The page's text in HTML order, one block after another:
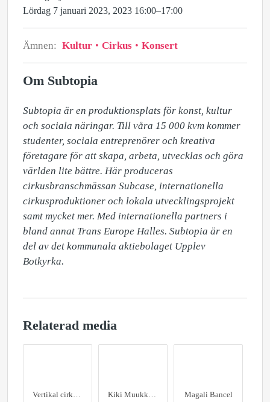
Lördag 7 januari 2023, 2023 16:00–17:00
Ämnen: Kultur Cirkus Konsert
Om Subtopia
Subtopia är en produktionsplats för konst, kultur
och sociala näringar. Till våra 15 000 kvm kommer
studenter, sociala entreprenörer och kreativa
företagare för att skapa, arbeta, utvecklas och göra
världen lite bättre. Här produceras
cirkusbranschmässan Subcase, internationella
cirkusproduktioner och lokala utvecklingsprojekt
samt mycket mer. Med internationella partners i
bland annat Trans Europe Halles. Subtopia är en
del av det kommunala aktiebolaget Upplev
Botkyrka.
Relaterad media
Vertikal cirkusakrobatik Kiki Muukkonen är konstnärlig ledare för cirkusavdelningen på Subtopia. Magali Bancel